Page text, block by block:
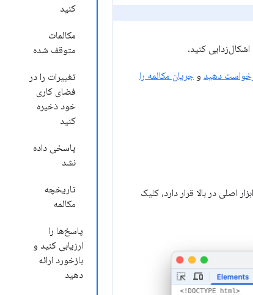
کنید
مکالمات
متوقف شده
تغییرات را در
فضای کاری
خود ذخیره
کنید
پاسخی داده
نشد
تاریخچه
مکالمه
پاسخ‌ها را
ارزیابی کنید و
بازخورد ارائه
دهید
کنید.
دهید و جریان مکالمه را
اصلی در بالا قرار دارد، کلیک